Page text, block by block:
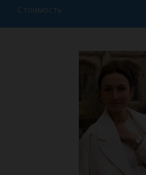
Стоимость